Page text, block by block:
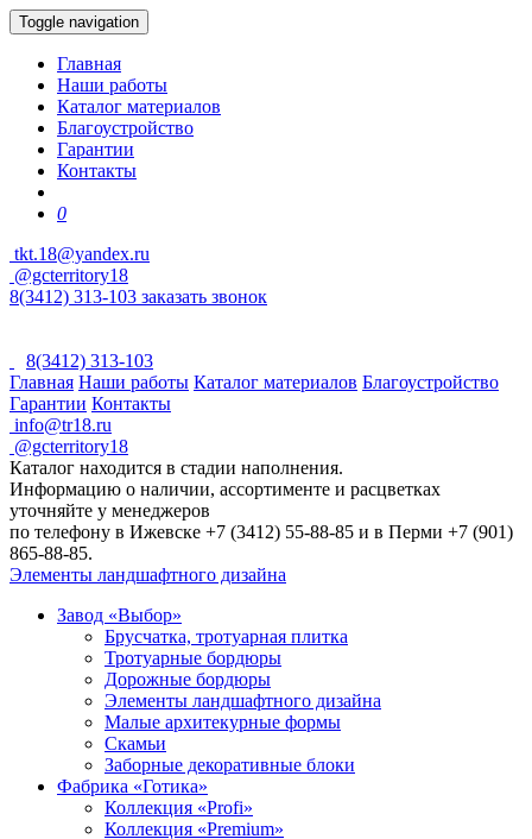
Toggle navigation
Главная
Наши работы
Каталог материалов
Благоустройство
Гарантии
Контакты
0
tkt.18@yandex.ru
@gcterritory18
8(3412) 313-103 заказать звонок
8(3412) 313-103
Главная Наши работы Каталог материалов Благоустройство
Гарантии Контакты
info@tr18.ru
@gcterritory18
Каталог находится в стадии наполнения.
Информацию о наличии, ассортименте и расцветках
уточняйте у менеджеров
по телефону в Ижевске +7 (3412) 55-88-85 и в Перми +7 (901)
865-88-85.
Элементы ландшафтного дизайна
Завод «Выбор»
Брусчатка, тротуарная плитка
Тротуарные бордюры
Дорожные бордюры
Элементы ландшафтного дизайна
Малые архитекурные формы
Скамьи
Заборные декоративные блоки
Фабрика «Готика»
Коллекция «Profi»
Коллекция «Premium»